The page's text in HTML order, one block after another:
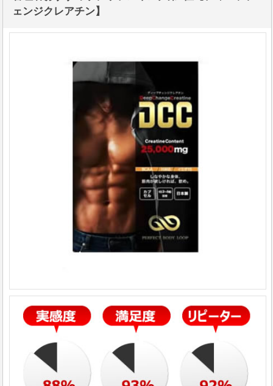
ェンジクレアチン】